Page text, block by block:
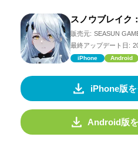
スノウブレイク
販売元: SEASUN
最終アップデート日:
iPhone Android
iPhone版
Android版